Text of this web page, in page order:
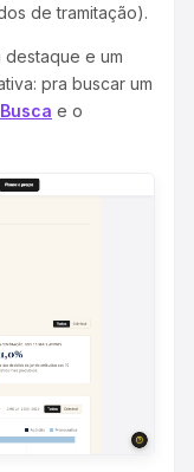
de tramitação).
destaque e um
pra buscar um
Busca e o